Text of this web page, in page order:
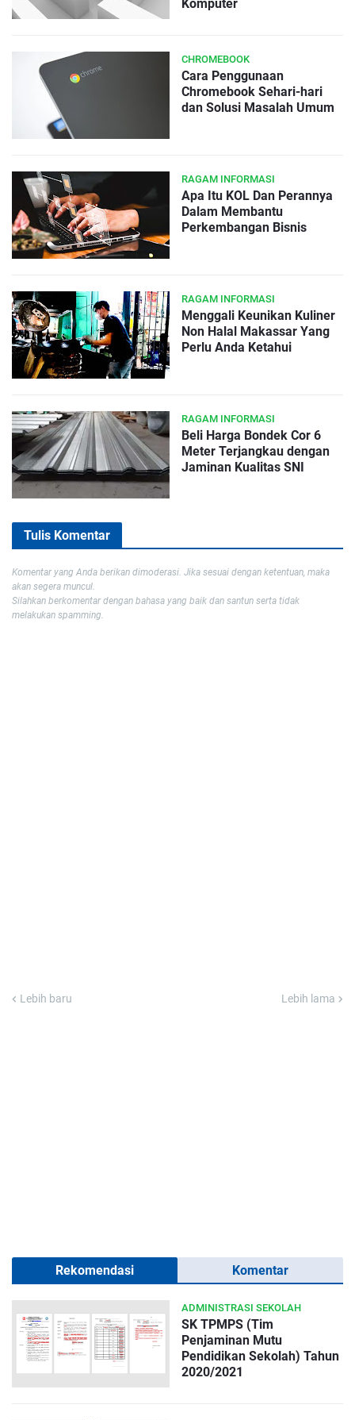
Komputer
CHROMEBOOK
Cara Penggunaan
Chromebook Sehari-hari
dan Solusi Masalah Umum
RAGAM INFORMASI
Apa Itu KOL Dan Perannya
Dalam Membantu
Perkembangan Bisnis
RAGAM INFORMASI
Menggali Keunikan Kuliner
Non Halal Makassar Yang
Perlu Anda Ketahui
RAGAM INFORMASI
Beli Harga Bondek Cor 6
Meter Terjangkau dengan
Jaminan Kualitas SNI
Tulis Komentar
Komentar yang Anda berikan dimoderasi. Jika sesuai dengan ketentuan, maka
akan segera muncul.
Silahkan berkomentar dengan bahasa yang baik dan santun serta tidak
melakukan spamming.
Lebih baru Lebih lama
Rekomendasi Komentar
ADMINISTRASI SEKOLAH
SK TPMPS (Tim
Penjaminan Mutu
Pendidikan Sekolah) Tahun
2020/2021